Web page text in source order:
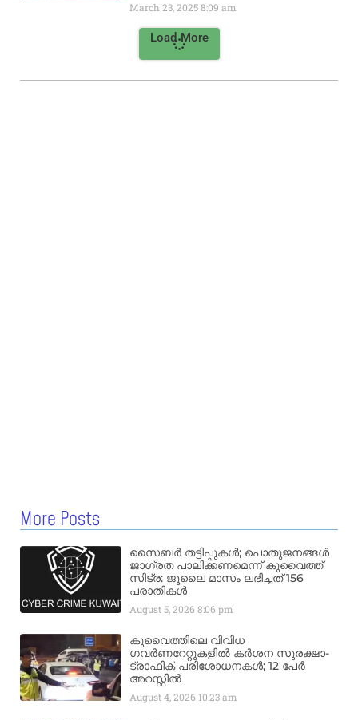
March 23, 20258:09 am
Load More
More Posts
സൈബർ തട്ടിപ്പുകൾ; പൊതുജനങ്ങൾ
ജാഗ്രത പാലിക്കണമെന്ന് കുവൈത്ത്
സിട്ര: ജൂലൈ മാസം ലഭിച്ചത് 156
പരാതികൾ
August 5, 20268:06 pm
കുവൈത്തിലെ വിവിധ
ഗവർണറേറ്റുകളിൽ കർശന സുരക്ഷാ-
ട്രാഫിക് പരിശോധനകൾ; 12 പേർ
അറസ്റ്റിൽ
August 4, 2026 10:23 am